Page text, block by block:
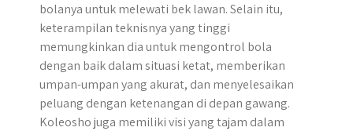
bolanya untuk melewati bek lawan. Selain itu,
keterampilan teknisnya yang tinggi
memungkinkan dia untuk mengontrol bola
dengan baik dalam situasi ketat, memberikan
umpan-umpan yang akurat, dan menyelesaikan
peluang dengan ketenangan di depan gawang.
Koleosho juga memiliki visi yang tajam dalam